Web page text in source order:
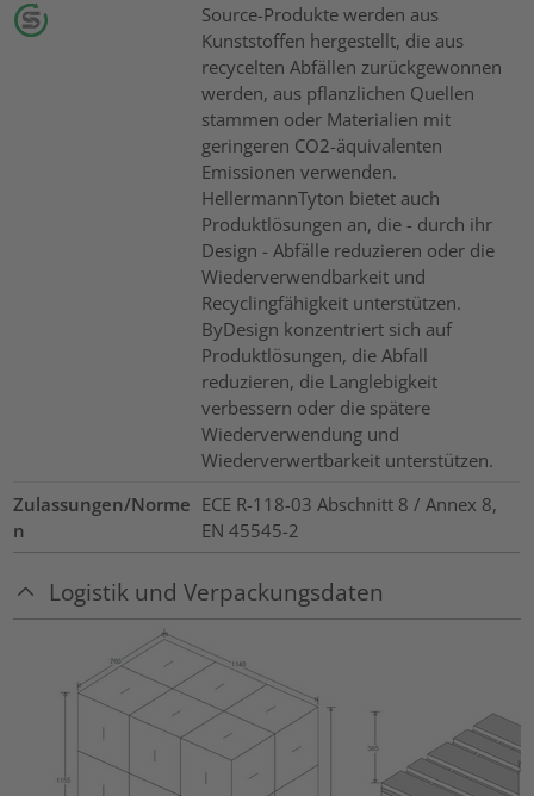
Source-Produkte werden aus
Kunststoffen hergestellt, die aus
recycelten Abfällen zurückgewonnen
werden, aus pflanzlichen Quellen
stammen oder Materialien mit
geringeren CO2-äquivalenten
Emissionen verwenden.
HellermannTyton bietet auch
Produktlösungen an, die - durch ihr
Design - Abfälle reduzieren oder die
Wiederverwendbarkeit und
Recyclingfähigkeit unterstützen.
ByDesign konzentriert sich auf
Produktlösungen, die Abfall
reduzieren, die Langlebigkeit
verbessern oder die spätere
Wiederverwendung und
Wiederverwertbarkeit unterstützen.
Zulassungen/Norme
n
ECE R-118-03 Abschnitt 8 / Annex 8,
EN 45545-2
Logistik und Verpackungsdaten